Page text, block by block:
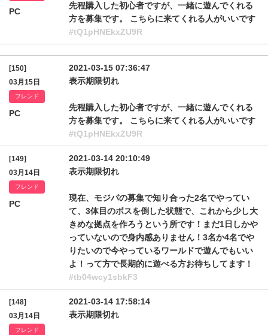
PC
先程購入した初心者ですが、一緒に遊んでくれる
方を募集です。 こちらに来てくれる人がいいです
#tQ1pHNEkxZU9R
[150]
03月15日
フレンド
PC
2021-03-15 07:36:47
表示期限切れ
先程購入した初心者ですが、一緒に遊んでくれる
方を募集です。 こちらに来てくれる人がいいです
#tQ1pHNEkxZU9R
[149]
03月14日
フレンド
PC
2021-03-14 20:10:49
表示期限切れ
現在、モジパの募集で知り合った2名でやってい
て、3体目のボスを倒した状態で、これから少し大
きめな拠点を作ろうという所です！まだ1日しかや
っていないので身内感ありません！3名か4名でや
りたいので今やっているワールドで遊んでもいい
よ！って方で長期的に遊べる方お待ちしてます！
#tb04wcy1sbkF3
[148]
03月14日
フレンド
2021-03-14 17:58:14
表示期限切れ